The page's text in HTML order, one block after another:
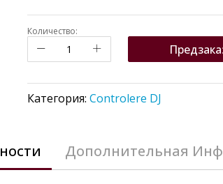
Количество:
Категория: Controlere DJ
Дополнительная